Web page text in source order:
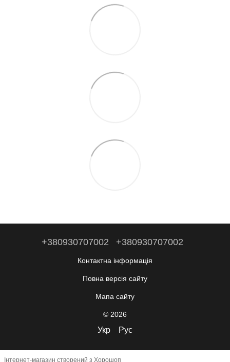
+380930707002 +380930707002
Контактна інформація
Повна версія сайту
Мапа сайту
© 2026
Укр Рус
Інтернет-магазин створений з Хорошоп